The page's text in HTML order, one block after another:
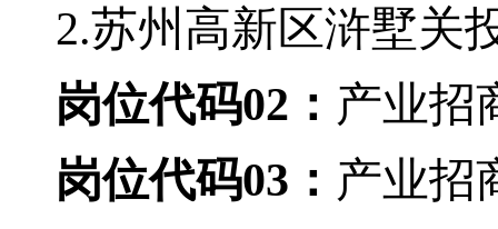
2.苏州高新区浒墅关
岗位代码02： 产业招
岗位代码03： 产业招